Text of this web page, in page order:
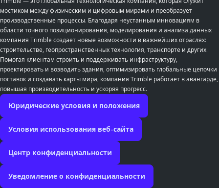
мостиком между физическим и цифровым мирами и преобразует
производственные процессы. Благодаря неустанным инновациям в
области точного позиционирования, моделирования и анализа данных
компания Trimble создает новые возможности в важнейших отраслях:
строительстве, геопространственных технология, транспорте и других.
Помогая клиентам строить и поддерживать инфраструктуру,
проектировать и возводить здания, оптимизировать глобальные цепочки
поставок и создавать карты мира, компания Trimble работает в авангарде,
повышая производительность и ускоряя прогресс.
Юридические условия и положения
Условия использования веб-сайта
Центр конфиденциальности
Уведомление о конфиденциальности